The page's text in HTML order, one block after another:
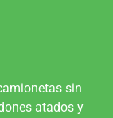
sin
atados y